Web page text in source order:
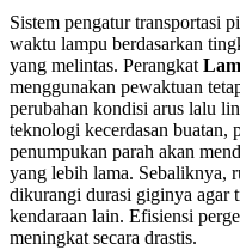
Sistem pengatur transportasi
waktu lampu berdasarkan
yang melintas. Perangkat
menggunakan pewaktuan
perubahan kondisi arus lalu
teknologi kecerdasan buatan,
penumpukan parah akan
yang lebih lama. Sebaliknya,
dikurangi durasi giginya agar
kendaraan lain. Efisiensi
meningkat secara drastis.